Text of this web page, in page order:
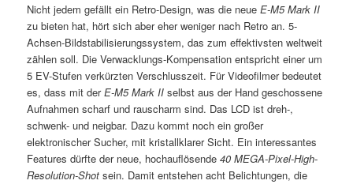
Nicht jedem gefällt ein Retro-Design, was die neueE-M5 Mark II
zu bieten hat, hört sich aber eher weniger nach Retro an. 5-
Achsen-Bildstabilisierungssystem, das zum effektivsten weltweit
zählen soll. Die Verwacklungs-Kompensation entspricht einer um
5 EV-Stufen verkürzten Verschlusszeit. Für Videofilmer bedeutet
es, dass mit derE-M5 Mark II selbst aus der Hand geschossene
Aufnahmen scharf und rauscharm sind. Das LCD ist dreh-,
schwenk- und neigbar. Dazu kommt noch ein großer
elektronischer Sucher, mit kristallklarer Sicht. Ein interessantes
Features dürfte der neue, hochauflösende40 MEGA-Pixel-High-
Resolution-Shot sein. Damit entstehen acht Belichtungen, die